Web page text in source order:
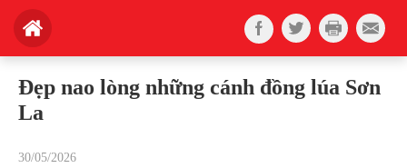
Đẹp nao lòng những cánh đồng lúa Sơn
La
30/05/2026